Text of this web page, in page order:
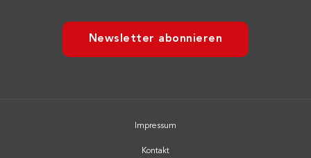
Newsletter abonnieren
Impressum
Kontakt